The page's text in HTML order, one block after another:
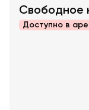
Свободное
Доступно в